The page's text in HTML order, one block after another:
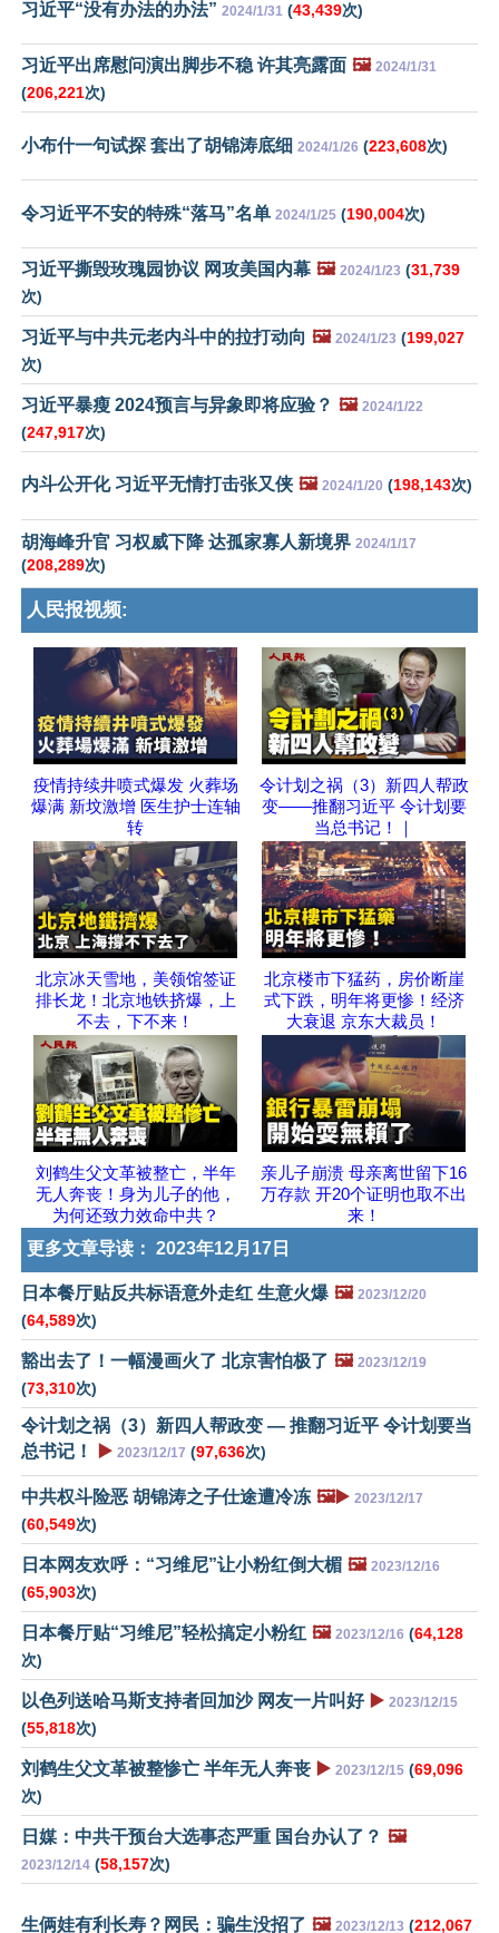
习近平“没有办法的办法” 2024/1/31 (43,439次)
习近平出席慰问演出脚步不稳 许其亮露面 🖼️ 2024/1/31
(206,221次)
小布什一句试探 套出了胡锦涛底细 2024/1/26 (223,608次)
令习近平不安的特殊“落马”名单 2024/1/25 (190,004次)
习近平撕毁玫瑰园协议 网攻美国内幕 🖼️ 2024/1/23 (31,739
次)
习近平与中共元老内斗中的拉打动向 🖼️ 2024/1/23 (199,027
次)
习近平暴瘦 2024预言与异象即将应验？ 🖼️ 2024/1/22
(247,917次)
内斗公开化 习近平无情打击张又侠 🖼️ 2024/1/20 (198,143次)
胡海峰升官 习权威下降 达孤家寡人新境界 2024/1/17
(208,289次)
人民报视频:
疫情持续井喷式爆发 火葬场
爆满 新坟激增 医生护士连轴
转
令计划之祸（3）新四人帮政
变——推翻习近平 令计划要
当总书记！｜
北京冰天雪地，美领馆签证
排长龙！北京地铁挤爆，上
不去，下不来！
北京楼市下猛药，房价断崖
式下跌，明年将更惨！经济
大衰退 京东大裁员！
刘鹤生父文革被整亡，半年
无人奔丧！身为儿子的他，
为何还致力效命中共？
亲儿子崩溃 母亲离世留下16
万存款 开20个证明也取不出
来！
更多文章导读： 2023年12月17日
日本餐厅贴反共标语意外走红 生意火爆 🖼️ 2023/12/20
(64,589次)
豁出去了！一幅漫画火了 北京害怕极了 🖼️ 2023/12/19
(73,310次)
令计划之祸（3）新四人帮政变 — 推翻习近平 令计划要当
总书记！
▶️ 2023/12/17 (97,636次)
中共权斗险恶 胡锦涛之子仕途遭冷冻 🖼️▶️ 2023/12/17
(60,549次)
日本网友欢呼：“习维尼”让小粉红倒大楣 🖼️ 2023/12/16
(65,903次)
日本餐厅贴“习维尼”轻松搞定小粉红 🖼️ 2023/12/16 (64,128
次)
以色列送哈马斯支持者回加沙 网友一片叫好 ▶️ 2023/12/15
(55,818次)
刘鹤生父文革被整惨亡 半年无人奔丧 ▶️ 2023/12/15 (69,096
次)
日媒：中共干预台大选事态严重 国台办认了？ 🖼️
2023/12/14 (58,157次)
生俩娃有利长寿？网民：骗生没招了 🖼️ 2023/12/13 (212,067